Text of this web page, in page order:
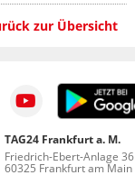
zur Übersicht
TAG24 Frankfurt a. M.
Friedrich-Ebert-Anlage 36
60325 Frankfurt am Main